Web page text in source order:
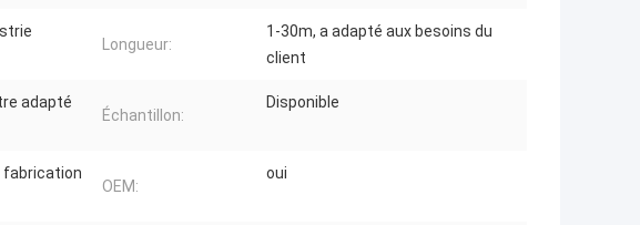
Longueur:
1-30m, a adapté aux besoins du
client
adapté
Échantillon:
Disponible
fabrication
OEM:
oui